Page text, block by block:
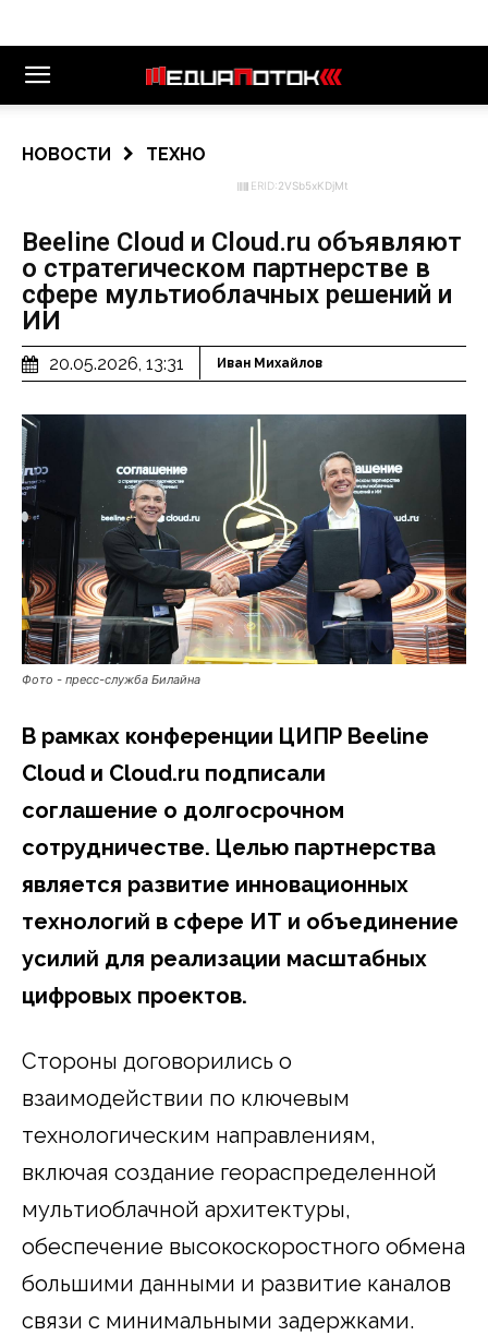
НОВОСТИ ТЕХНО
ERID:2VSb5xKDjMt
Beeline Cloud и Cloud.ru объявляют
о стратегическом партнерстве в
сфере мультиоблачных решений и
ИИ
20.05.2026, 13:31 Иван Михайлов
Фото - пресс-служба Билайна
В рамках конференции ЦИПР Beeline
Cloud и Cloud.ru подписали
соглашение о долгосрочном
сотрудничестве. Целью партнерства
является развитие инновационных
технологий в сфере ИТ и объединение
усилий для реализации масштабных
цифровых проектов.
Стороны договорились о
взаимодействии по ключевым
технологическим направлениям,
включая создание геораспределенной
мультиоблачной архитектуры,
обеспечение высокоскоростного обмена
большими данными и развитие каналов
связи с минимальными задержками.